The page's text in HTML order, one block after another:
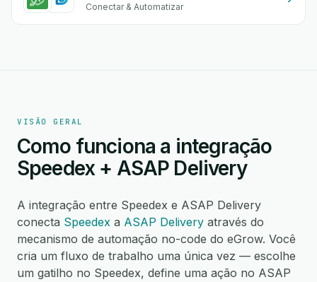
Conectar & Automatizar
VISÃO GERAL
Como funciona a integração
Speedex + ASAP Delivery
A integração entre Speedex e ASAP Delivery
conecta Speedex a ASAP Delivery através do
mecanismo de automação no-code do eGrow. Você
cria um fluxo de trabalho uma única vez — escolhe
um gatilho no Speedex, define uma ação no ASAP